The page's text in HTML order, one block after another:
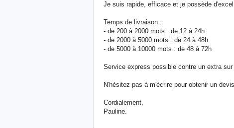
Je suis rapide, efficace et je possède
Temps de livraison :
- de 200 à 2000 mots : de 12 à 24h
- de 2000 à 5000 mots : de 24 à 48h
- de 5000 à 10000 mots : de 48 à 72h
Service express possible contre un extra sur
N'hésitez pas à m'écrire pour obtenir un
Cordialement,
Pauline.